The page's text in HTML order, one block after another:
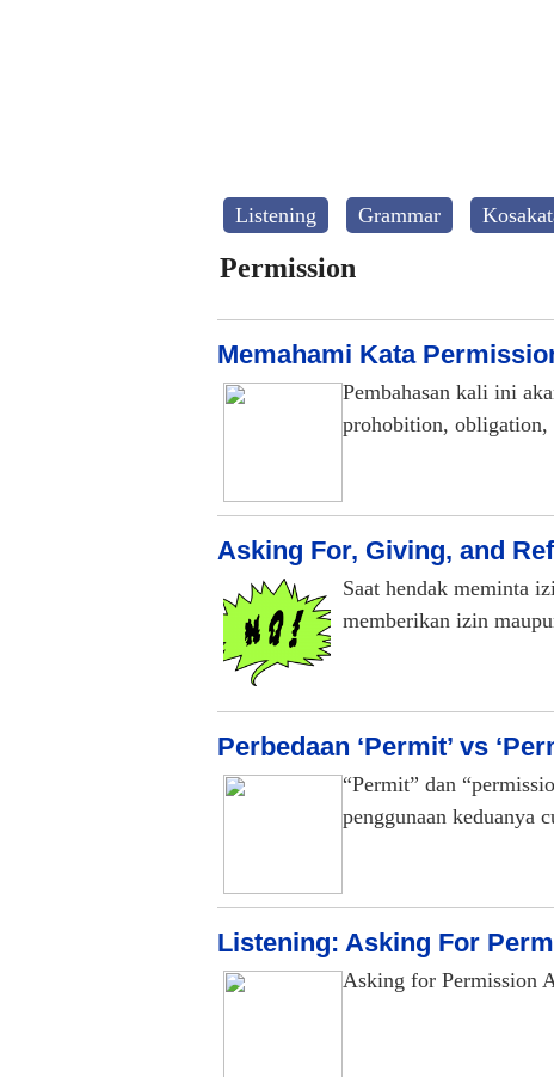
Listening Grammar
Permission
Memahami Kata
Pembahasan kali ini
prohobition,
Asking For, Giving, and
Saat hendak meminta
memberikan izin
Perbedaan ‘Permit’ vs
“Permit” dan
penggunaan keduanya
Listening: Asking For
Asking for Permission